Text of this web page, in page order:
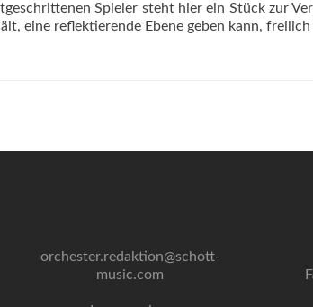
Spieler steht hier ein Stück zur
eine reflektierende Ebene geben kann,
orchester.redaktion@schott-
music.com